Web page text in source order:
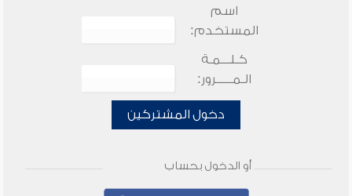
اسم
المستخدم:
كـلـــمـة
الـمـــــرور:
دخول المشتركين
أو الدخول بحساب